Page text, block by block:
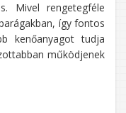
Mivel rengetegféle
így fontos
kenőanyagot tudja
működjenek